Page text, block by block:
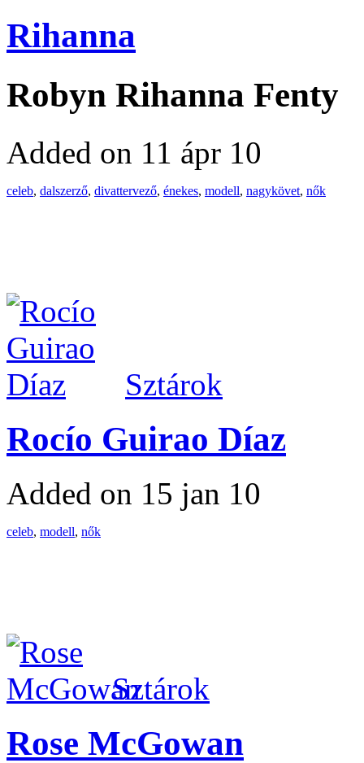
Rihanna
Robyn Rihanna Fenty
Added on 11 ápr 10
celeb, dalszerző, divattervező, énekes, modell, nagykövet, nők
Sztárok
Rocío Guirao Díaz
Added on 15 jan 10
celeb, modell, nők
Sztárok
Rose McGowan